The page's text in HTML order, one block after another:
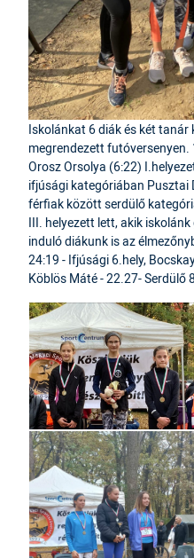
Iskolánkat 6 diák és két tanár
megrendezett
Orosz Orsolya (6:22)
ifjúsági kategóriában Pusztai
férfiak között serdülő
III. helyezett lett, akik
induló diákunk is az
24:19 - Ifjúsági 6.hely,
Köblös Máté - 22.27- Serdülő